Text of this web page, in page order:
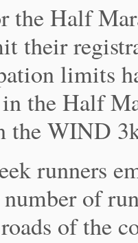
the Half
their
limits
the Half
the WIND
runners
of
of the